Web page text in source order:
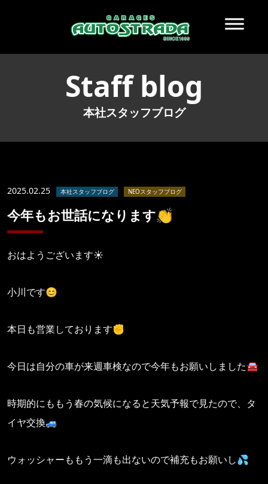
Staff blog
本社スタッフブログ
2025.02.25 本社スタッフブログ NEOスタッフブログ
今年もお世話になります👏
おはようございます☀
小川です😊
本日も営業しております✊
今日は自分の車が来週車検なので今年もお願いしました🚘
時期的にももう春の気候になると天気予報で見たので、タ
イヤ交換🚙
ウォッシャーももう一滴も出ないので補充もお願いし💦